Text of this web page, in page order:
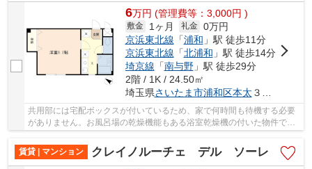
6万円 (管理費等：3,000円 )
敷金 1ヶ月 礼金 0万円
京浜東北線 「浦和 」駅 徒歩11分
京浜東北線 「北浦和 」駅 徒歩14分
埼京線 「南与野」駅 徒歩29分
2階 / 1K / 24.50㎡
埼玉県さいたま市浦和区本太 ３丁目２０-１０
共用部には宅配ボックスが付いているため、家で何時間も待機する必要
がありません。お風呂場の乾燥機能もある浴室乾燥機の付いた物件で
す。モニター越しに来訪者を確認して、インター...
賃貸 | マンション
クレイノルーチェ デル ソーレ